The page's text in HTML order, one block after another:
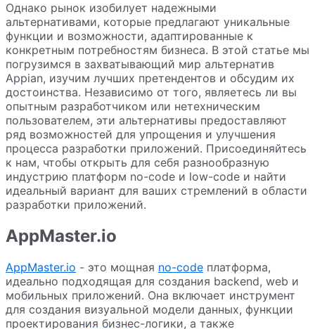
Однако рынок изобилует надежными
альтернативами, которые предлагают уникальные
функции и возможности, адаптированные к
конкретным потребностям бизнеса. В этой статье мы
погрузимся в захватывающий мир альтернатив
Appian, изучим лучших претендентов и обсудим их
достоинства. Независимо от того, являетесь ли вы
опытным разработчиком или нетехническим
пользователем, эти альтернативы предоставляют
ряд возможностей для упрощения и улучшения
процесса разработки приложений. Присоединяйтесь
к нам, чтобы открыть для себя разнообразную
индустрию платформ no-code и low-code и найти
идеальный вариант для ваших стремлений в области
разработки приложений.
AppMaster.io
AppMaster.io - это мощная no-code платформа,
идеально подходящая для создания backend, web и
мобильных приложений. Она включает инструмент
для создания визуальной модели данных, функции
проектирования бизнес-логики, а также